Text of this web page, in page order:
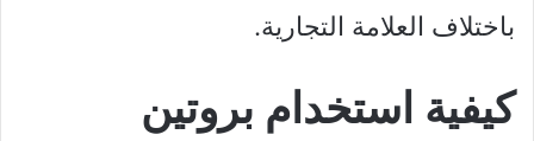
باختلاف العلامة التجارية.
كيفية استخدام بروتين